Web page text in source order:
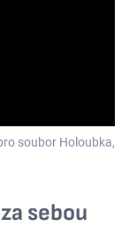
soubor Holoubka,
sebou